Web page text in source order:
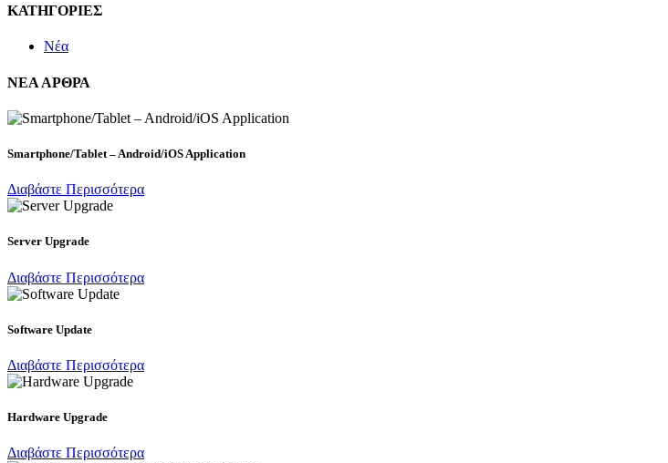
ΚΑΤΗΓΟΡΙΕΣ
Νέα
ΝΕΑ ΑΡΘΡΑ
Smartphone/Tablet – Android/iOS Application
Διαβάστε Περισσότερα
Server Upgrade
Διαβάστε Περισσότερα
Software Update
Διαβάστε Περισσότερα
Hardware Upgrade
Διαβάστε Περισσότερα